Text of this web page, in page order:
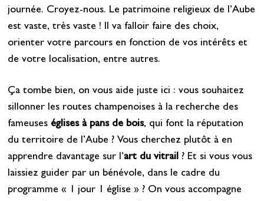
journée. Croyez-nous. Le patrimoine religieux de l’Aube
est vaste, très vaste ! Il va falloir faire des choix,
orienter votre parcours en fonction de vos intérêts et
de votre localisation, entre autres.
Ça tombe bien, on vous aide juste ici : vous souhaitez
sillonner les routes champenoises à la recherche des
fameuses églises à pans de bois, qui font la réputation
du territoire de l’Aube ? Vous cherchez plutôt à en
apprendre davantage sur l’art du vitrail ? Et si vous vous
laissiez guider par un bénévole, dans le cadre du
programme « 1 jour 1 église » ? On vous accompagne